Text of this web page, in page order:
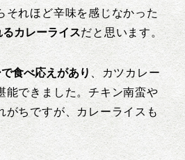
それほど辛味を感じなかった
カレーライスだと思います。
食べ応えがあり 、カツカレー
能できました。チキン南蛮や
がちですが、カレーライスも